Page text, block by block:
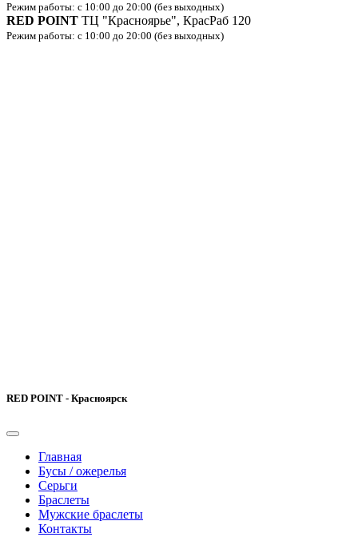
Режим работы: с 10:00 до 20:00 (без выходных)
RED POINT ТЦ "Красноярье", КрасРаб 120
Режим работы: с 10:00 до 20:00 (без выходных)
RED POINT - Красноярск
Главная
Бусы / ожерелья
Серьги
Браслеты
Мужские браслеты
Контакты